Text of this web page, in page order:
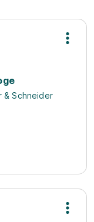
& Schneider